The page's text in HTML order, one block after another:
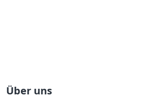
Über uns